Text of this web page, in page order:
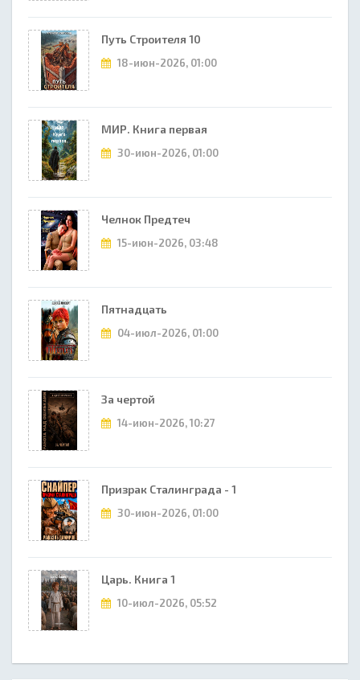
Путь Строителя 10
18-июн-2026, 01:00
МИР. Книга первая
30-июн-2026, 01:00
Челнок Предтеч
15-июн-2026, 03:48
Пятнадцать
04-июл-2026, 01:00
За чертой
14-июн-2026, 10:27
Призрак Сталинграда - 1
30-июн-2026, 01:00
Царь. Книга 1
10-июл-2026, 05:52